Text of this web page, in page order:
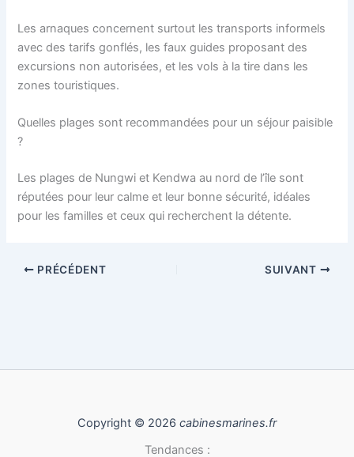
Les arnaques concernent surtout les transports informels
avec des tarifs gonflés, les faux guides proposant des
excursions non autorisées, et les vols à la tire dans les
zones touristiques.
Quelles plages sont recommandées pour un séjour paisible
?
Les plages de Nungwi et Kendwa au nord de l’île sont
réputées pour leur calme et leur bonne sécurité, idéales
pour les familles et ceux qui recherchent la détente.
PRÉCÉDENT SUIVANT
Copyright © 2026 cabinesmarines.fr
Tendances :